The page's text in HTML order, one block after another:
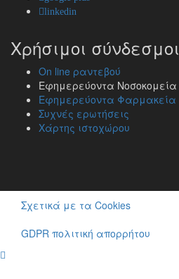
linkedin
Χρήσιμοι σύνδεσμοι
On line ραντεβού
Εφημερεύοντα Νοσοκομεία
Εφημερεύοντα Φαρμακεία
Συχνές ερωτήσεις
Χάρτης ιστοχώρου
Σχετικά με τα Cookies
GDPR πολιτική απορρήτου